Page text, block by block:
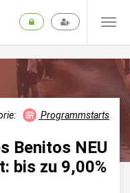
Programmstarts
Benitos NEU
bis zu 9,00%